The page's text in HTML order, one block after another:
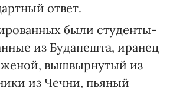
ответ.
были студенты-
из Будапешта, иранец
вышвырнутый из
из Чечни, пьяный